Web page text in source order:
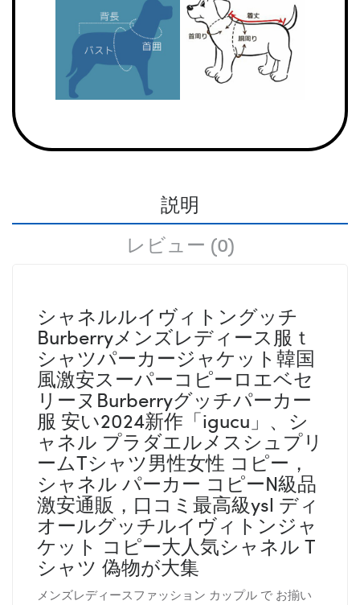
説明
レビュー (0)
シャネルルイヴィトングッチ
Burberryメンズレディース服ｔ
シャツパーカージャケット韓国
風激安スーパーコピーロエベセ
リーヌBurberryグッチパーカー
服 安い2024新作「igucu」、シ
ャネル プラダエルメスシュプリ
ームTシャツ男性女性 コピー，
シャネル パーカー コピーN級品
激安通販，口コミ最高級ysl ディ
オールグッチルイヴィトンジャ
ケット コピー大人気シャネル T
シャツ 偽物が大集
メンズレディースファッション カップル で お揃い